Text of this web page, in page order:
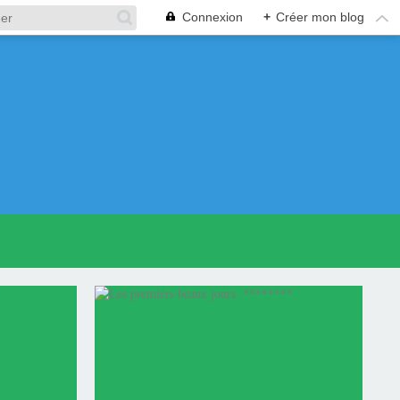
Connexion + Créer mon blog